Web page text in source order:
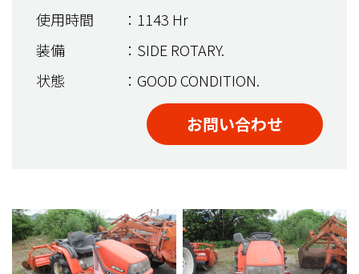
使用時間
：1143 Hr
装備
：SIDE ROTARY.
状態
：GOOD CONDITION.
お問い合わせ